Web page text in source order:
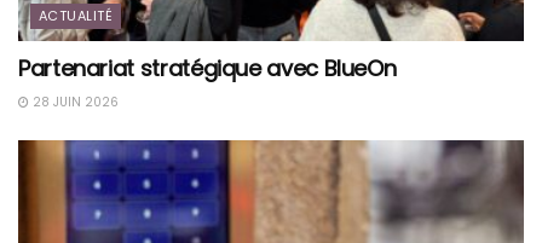
ACTUALITÉ
Partenariat stratégique avec BlueOn
28 JUIN 2026